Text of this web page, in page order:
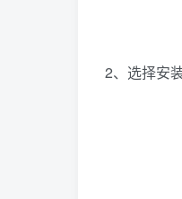
2、选择安